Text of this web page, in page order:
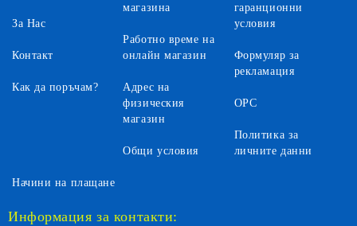
За Нас
Контакт
Как да поръчам?
магазина
Работно време на
онлайн магазин
Адрес на
физическия
магазин
Общи условия
гаранционни
условия
Формуляр за
рекламация
ОРС
Политика за
личните данни
Начини на плащане
Информация за контакти: